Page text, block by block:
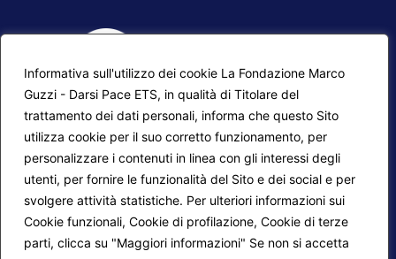
Informativa sull'utilizzo dei cookie La Fondazione Marco
Guzzi - Darsi Pace ETS, in qualità di Titolare del
trattamento dei dati personali, informa che questo Sito
utilizza cookie per il suo corretto funzionamento, per
personalizzare i contenuti in linea con gli interessi degli
utenti, per fornire le funzionalità del Sito e dei social e per
svolgere attività statistiche. Per ulteriori informazioni sui
Cookie funzionali, Cookie di profilazione, Cookie di terze
parti, clicca su "Maggiori informazioni" Se non si accetta
Mappa del sito
Progetti Darsi Pace
Login redattori
Calendario corsi
Privacy Policy
Cookie Policy